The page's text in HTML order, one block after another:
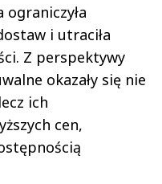
i utraciła
Z perspektywy
okazały się nie
ich
cen,